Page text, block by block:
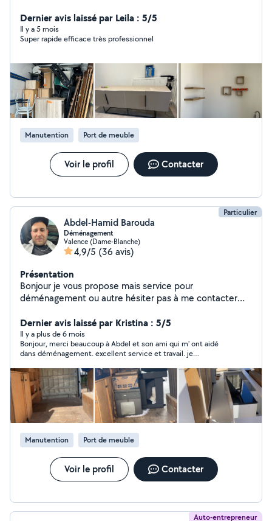
Dernier avis laissé par Leila : 5/5
Il y a 5 mois
Super rapide efficace très professionnel
Manutention Port de meuble
Voir le profil Contacter
Particulier
Abdel-Hamid Barouda
Déménagement
Valence (Dame-Blanche)
4,9/5 (36 avis)
Présentation
Bonjour je vous propose mais service pour
déménagement ou autre hésiter pas à me contacter
Dernier avis laissé par Kristina : 5/5
Il y a plus de 6 mois
Bonjour, merci beaucoup à Abdel et son ami qui m' ont aidé
dans déménagement. excellent service et travail. je
Manutention Port de meuble
Voir le profil Contacter
Auto-entrepreneur